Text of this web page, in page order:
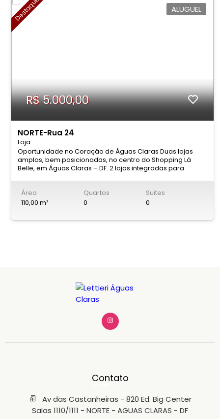
Destaque ALUGUEL
R$ 5.000,00
NORTE-Rua 24
Loja
Oportunidade no Coração de Águas Claras Duas lojas
amplas, bem posicionadas, no centro do Shopping Lá
Belle, em Águas Claras – DF. 2 lojas integradas para
constante e endereço consolidado, esta é a
oportunidade. Localizadas em ponto estratégico dentro
Mezanino funcional Fachada em vidro Excelente
estratégica Alto potencial de faturamento Pronto para
receber seu negócio Se você busca espaço,
posicionamento e fluxo, essa é a hora. Os valores de taxas
condominiais, aluguel ou IPTU/TLP podem sofrer
alterações sem aviso prévio e deverão ser confirmados
pelo candidato à locação junto à imobiliária ou à
seguintes GARANTIAS: 1- CREDPAGO/LOFT; 2- SEGURO
Área
110,00 m²
Quartos
0
Suites
0
Contato
Av das Castanheiras - 820 Ed. Big Center
Salas 1110/1111 - NORTE - AGUAS CLARAS - DF